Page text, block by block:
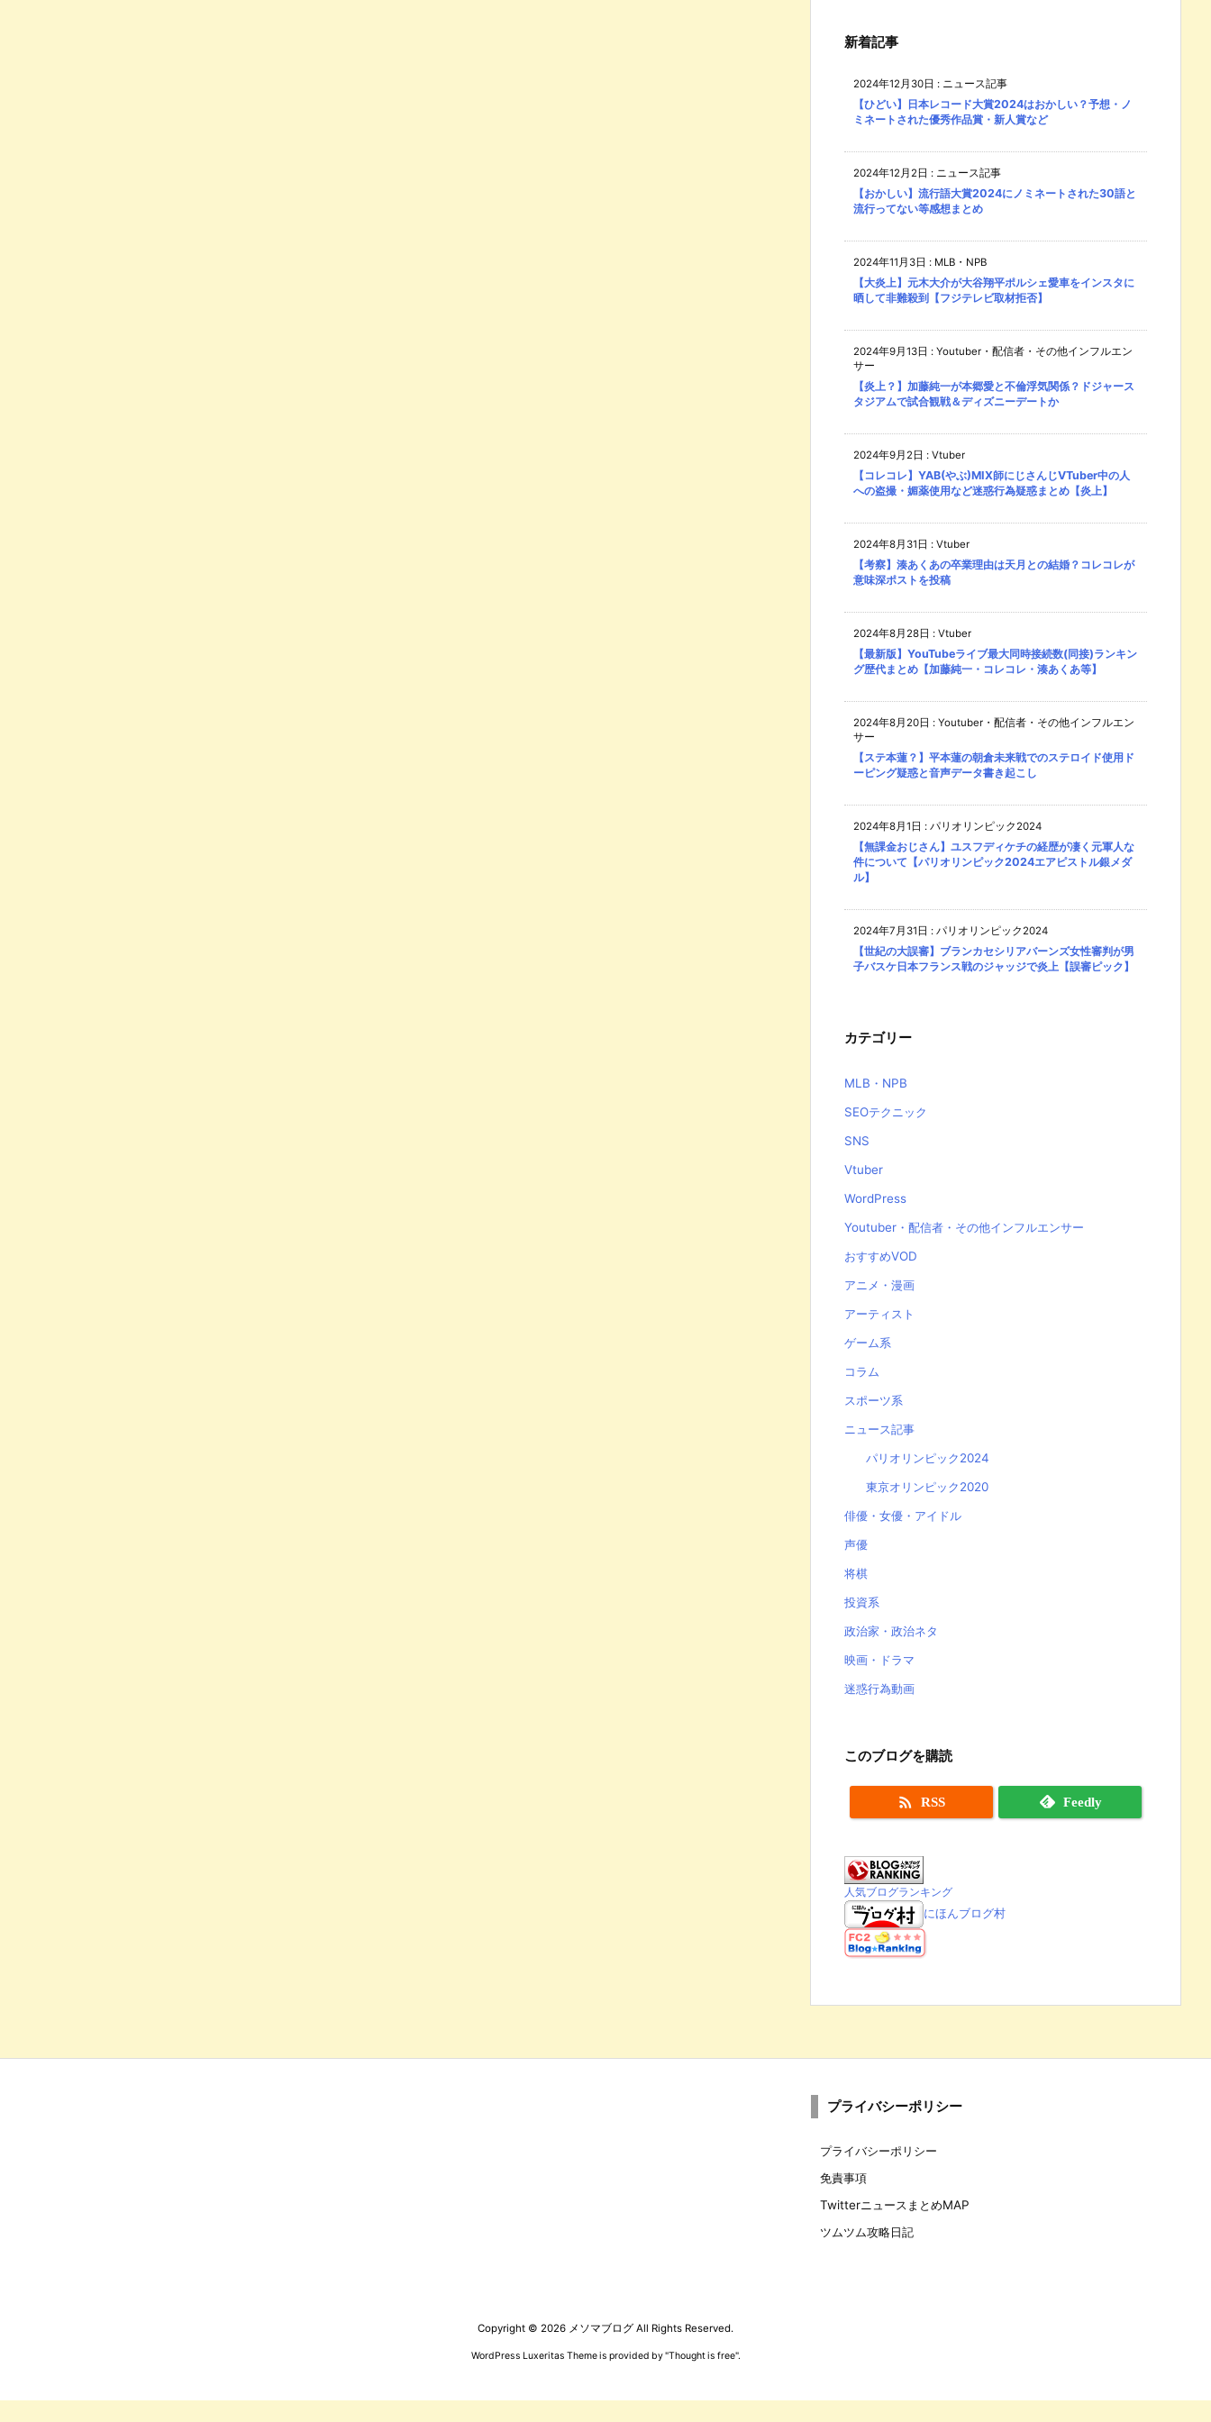
新着記事
2024年12月30日 : ニュース記事
【ひどい】日本レコード大賞2024はおかしい？予想・ノ
ミネートされた優秀作品賞・新人賞など
2024年12月2日 : ニュース記事
【おかしい】流行語大賞2024にノミネートされた30語と
流行ってない等感想まとめ
2024年11月3日 : MLB・NPB
【大炎上】元木大介が大谷翔平ポルシェ愛車をインスタに
晒して非難殺到【フジテレビ取材拒否】
2024年9月13日 : Youtuber・配信者・その他インフルエン
サー
【炎上？】加藤純一が本郷愛と不倫浮気関係？ドジャース
タジアムで試合観戦＆ディズニーデートか
2024年9月2日 : Vtuber
【コレコレ】YAB(やぶ)MIX師にじさんじVTuber中の人
への盗撮・媚薬使用など迷惑行為疑惑まとめ【炎上】
2024年8月31日 : Vtuber
【考察】湊あくあの卒業理由は天月との結婚？コレコレが
意味深ポストを投稿
2024年8月28日 : Vtuber
【最新版】YouTubeライブ最大同時接続数(同接)ランキン
グ歴代まとめ【加藤純一・コレコレ・湊あくあ等】
2024年8月20日 : Youtuber・配信者・その他インフルエン
サー
【ステ本蓮？】平本蓮の朝倉未来戦でのステロイド使用ド
ーピング疑惑と音声データ書き起こし
2024年8月1日 : パリオリンピック2024
【無課金おじさん】ユスフディケチの経歴が凄く元軍人な
件について【パリオリンピック2024エアピストル銀メダ
ル】
2024年7月31日 : パリオリンピック2024
【世紀の大誤審】ブランカセシリアバーンズ女性審判が男
子バスケ日本フランス戦のジャッジで炎上【誤審ピック】
カテゴリー
MLB・NPB
SEOテクニック
SNS
Vtuber
WordPress
Youtuber・配信者・その他インフルエンサー
おすすめVOD
アニメ・漫画
アーティスト
ゲーム系
コラム
スポーツ系
ニュース記事
パリオリンピック2024
東京オリンピック2020
俳優・女優・アイドル
声優
将棋
投資系
政治家・政治ネタ
映画・ドラマ
迷惑行為動画
このブログを購読
 RSS Feedly
人気ブログランキング
にほんブログ村
プライバシーポリシー
プライバシーポリシー
免責事項
TwitterニュースまとめMAP
ツムツム攻略日記
Copyright © 2026 メソマブログ All Rights Reserved.
WordPress Luxeritas Theme is provided by "Thought is free".